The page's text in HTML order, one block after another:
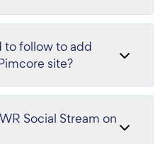
to follow to add
site?
Social Stream on